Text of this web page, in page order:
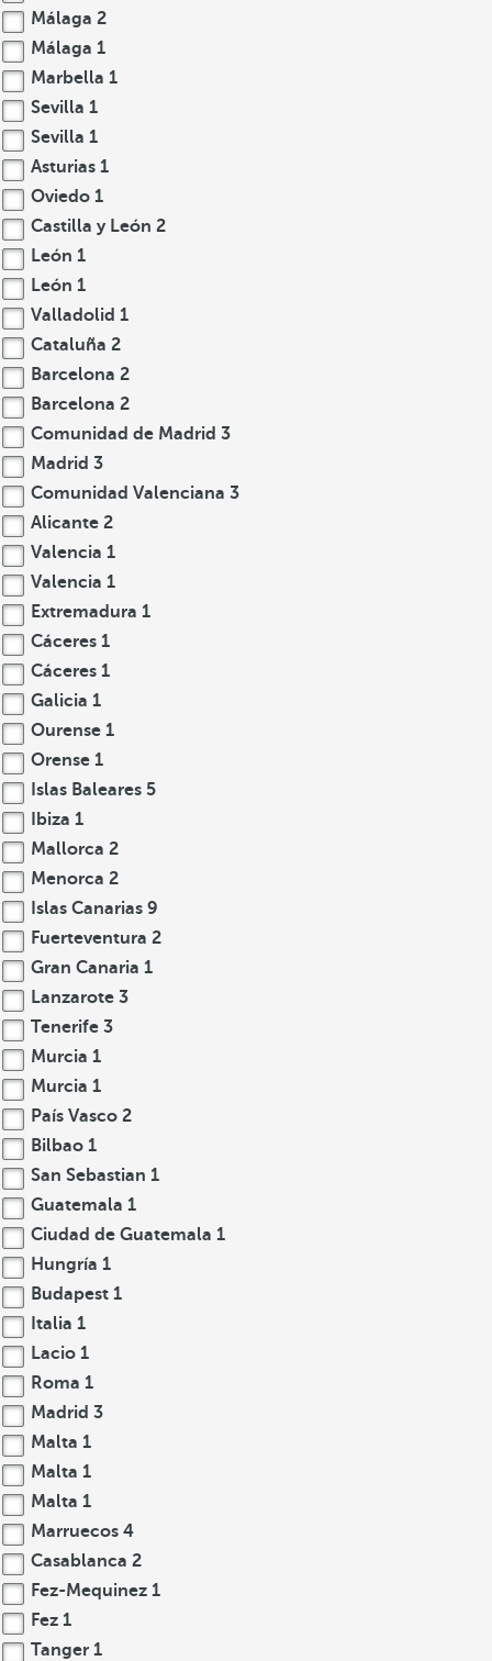
Málaga 2
Málaga 1
Marbella 1
Sevilla 1
Sevilla 1
Asturias 1
Oviedo 1
Castilla y León 2
León 1
León 1
Valladolid 1
Cataluña 2
Barcelona 2
Barcelona 2
Comunidad de Madrid 3
Madrid 3
Comunidad Valenciana 3
Alicante 2
Valencia 1
Valencia 1
Extremadura 1
Cáceres 1
Cáceres 1
Galicia 1
Ourense 1
Orense 1
Islas Baleares 5
Ibiza 1
Mallorca 2
Menorca 2
Islas Canarias 9
Fuerteventura 2
Gran Canaria 1
Lanzarote 3
Tenerife 3
Murcia 1
Murcia 1
País Vasco 2
Bilbao 1
San Sebastian 1
Guatemala 1
Ciudad de Guatemala 1
Hungría 1
Budapest 1
Italia 1
Lacio 1
Roma 1
Madrid 3
Malta 1
Malta 1
Malta 1
Marruecos 4
Casablanca 2
Fez-Mequinez 1
Fez 1
Tanger 1